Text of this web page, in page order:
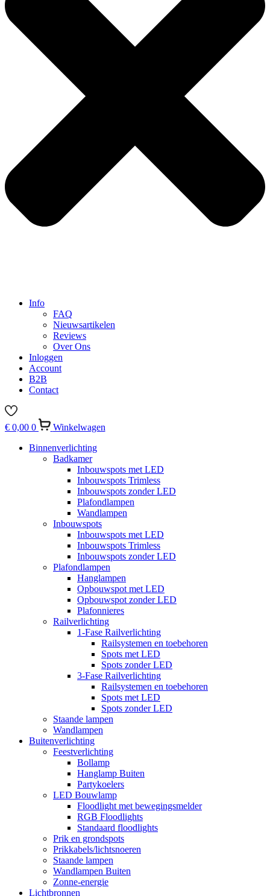
Info
FAQ
Nieuwsartikelen
Reviews
Over Ons
Inloggen
Account
B2B
Contact
€ 0,00 0
Winkelwagen
Binnenverlichting
Badkamer
Inbouwspots met LED
Inbouwspots Trimless
Inbouwspots zonder LED
Plafondlampen
Wandlampen
Inbouwspots
Inbouwspots met LED
Inbouwspots Trimless
Inbouwspots zonder LED
Plafondlampen
Hanglampen
Opbouwspot met LED
Opbouwspot zonder LED
Plafonnieres
Railverlichting
1-Fase Railverlichting
Railsystemen en toebehoren
Spots met LED
Spots zonder LED
3-Fase Railverlichting
Railsystemen en toebehoren
Spots met LED
Spots zonder LED
Staande lampen
Wandlampen
Buitenverlichting
Feestverlichting
Bollamp
Hanglamp Buiten
Partykoelers
LED Bouwlamp
Floodlight met bewegingsmelder
RGB Floodlights
Standaard floodlights
Prik en grondspots
Prikkabels/lichtsnoeren
Staande lampen
Wandlampen Buiten
Zonne-energie
Lichtbronnen